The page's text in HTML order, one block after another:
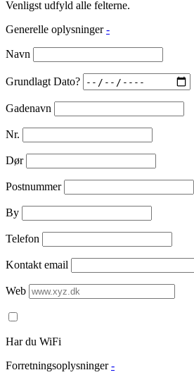
Venligst udfyld alle felterne.
Generelle oplysninger -
Navn
Grundlagt Dato?
Gadenavn
Nr.
Dør
Postnummer
By
Telefon
Kontakt email
Web
Har du WiFi
Forretningsoplysninger -